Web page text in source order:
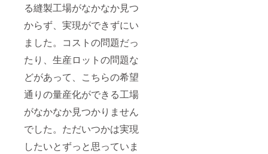
る縫製工場がなかなか見つ
からず、実現ができずにい
ました。コストの問題だっ
たり、生産ロットの問題な
どがあって、こちらの希望
通りの量産化ができる工場
がなかなか見つかりません
でした。ただいつかは実現
したいとずっと思っていま